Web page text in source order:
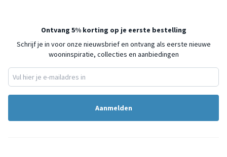
Ontvang 5% korting op je eerste bestelling
Schrijf je in voor onze nieuwsbrief en ontvang als eerste nieuwe
wooninspiratie, collecties en aanbiedingen
Aanmelden